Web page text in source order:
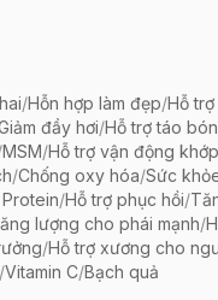
/Hỗn hợp làm đẹp/Hỗ
đầy hơi/Hỗ trợ táo bón
MSM/Hỗ trợ vận động khớp
/Chống oxy hóa/Sức
/Hỗ trợ phục hồi/
lượng cho phái mạnh/
/Hỗ trợ xương cho
/Vitamin C/Bạch quả